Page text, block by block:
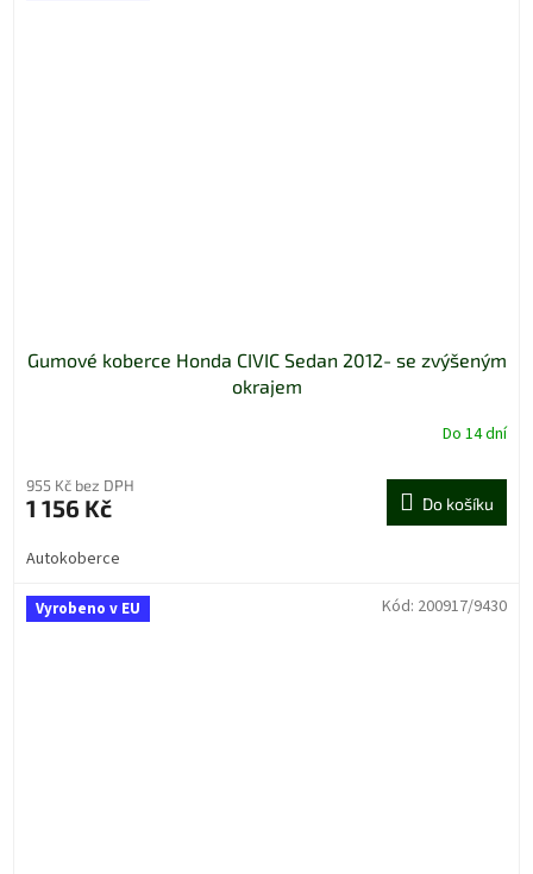
Gumové koberce Honda CIVIC Sedan 2012- se zvýšeným
okrajem
Do 14 dní
955 Kč bez DPH
1 156 Kč Do košíku
Autokoberce
Vyrobeno v EU Kód: 200917/9430